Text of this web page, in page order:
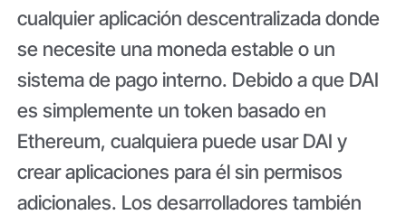
cualquier aplicación descentralizada donde
se necesite una moneda estable o un
sistema de pago interno. Debido a que DAI
es simplemente un token basado en
Ethereum, cualquiera puede usar DAI y
crear aplicaciones para él sin permisos
adicionales. Los desarrolladores también